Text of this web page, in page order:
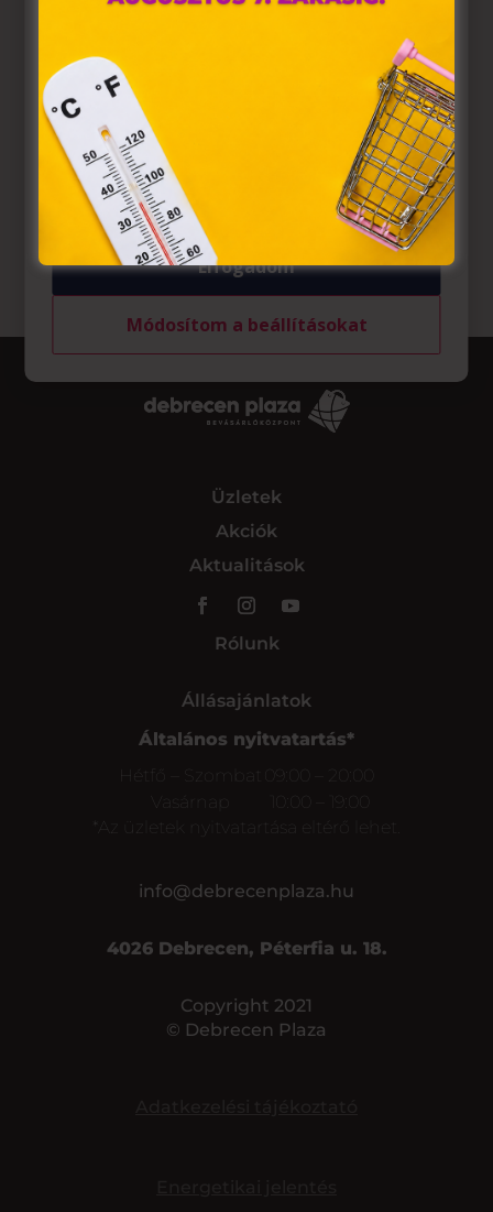
Üzletek
Akciók
Aktualitások
Rólunk
Állásajánlatok
Általános nyitvatartás*
Hétfő – Szombat
09:00 – 20:00
Vasárnap
*Az üzletek nyitvatartása eltérő lehet.
info@debrecenplaza.hu
4026 Debrecen, Péterfia u. 18.
Copyright 2021
© Debrecen Plaza
A „sütiket" az elektronikus hírközlésről szóló 2003. évi C.
törvény, az elektronikus kereskedelmi szolgáltatások, az
információs társadalommal összefüggő szolgáltatások
egyes kérdéseiről szóló 2001. évi CVIII. törvény, valamint
az Európai Unió előírásainak megfelelően használjuk.
Azon weblapoknak, melyek az Európai Unió országain
belül működnek, a „sütik" használatához, és ezeknek a
felhasználó számítógépén vagy egyéb eszközén történő
tárolásához a felhasználók hozzájárulását kell kérniük.
Elfogadom
Módosítom a beállításokat